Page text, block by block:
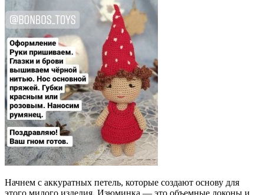
Начнем с аккуратных петель, которые создают основу для
этого милого изделия. Изюминка — это объемные локоны и